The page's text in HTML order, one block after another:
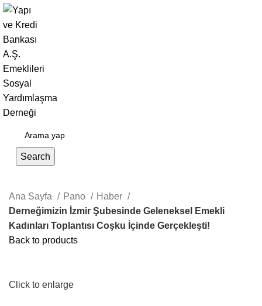
Search
Ana Sayfa Pano
Haber
Derneğimizin İzmir Şubesinde Geleneksel Emekli
Kadınları Toplantısı Coşku İçinde Gerçekleşti!
Back to products
Click to enlarge